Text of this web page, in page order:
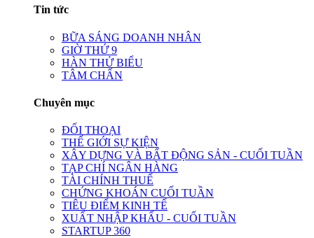
Tin tức
BỮA SÁNG DOANH NHÂN
GIỜ THỨ 9
HÀN THỬ BIỂU
TÂM CHẤN
Chuyên mục
ĐỐI THOẠI
THẾ GIỚI SỰ KIỆN
XÂY DỰNG VÀ BẤT ĐỘNG SẢN - CUỐI TUẦN
TẠP CHÍ NGÂN HÀNG
TÀI CHÍNH THUẾ
CHỨNG KHOÁN CUỐI TUẦN
TIÊU ĐIỂM KINH TẾ
XUẤT NHẬP KHẨU - CUỐI TUẦN
STARTUP 360